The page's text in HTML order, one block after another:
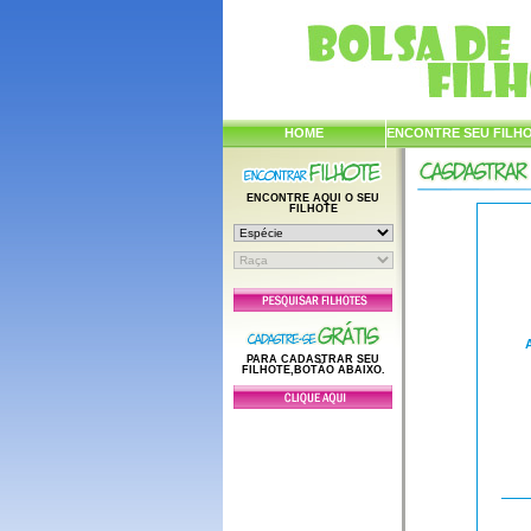
HOME ENCONTRE SEU
ENCONTRE AQUI O SEU
FILHOTE
PARA CADASTRAR SEU
FILHOTE,BOTÃO ABAIXO.